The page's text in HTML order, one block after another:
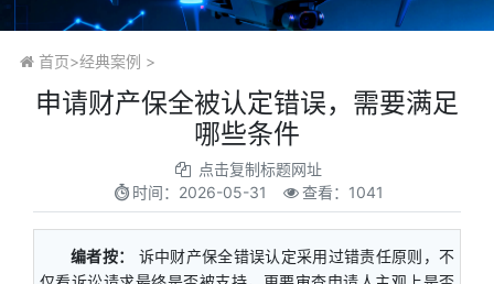
首页>经典案例 >
申请财产保全被认定错误，需要满足
哪些条件
点击复制标题网址
时间： 2026-05-31 查看：1041
编者按：
诉中财产保全错误认定采用过错责任原则，不